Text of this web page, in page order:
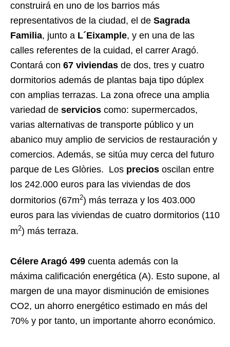
construirá en uno de los barrios más
representativos de la ciudad, el de Sagrada
Familia, junto a L´Eixample, y en una de las
calles referentes de la cuidad, el carrer Aragó.
Contará con 67 viviendas de dos, tres y cuatro
dormitorios además de plantas baja tipo dúplex
con amplias terrazas. La zona ofrece una amplia
variedad de servicios como: supermercados,
varias alternativas de transporte público y un
abanico muy amplio de servicios de restauración y
comercios. Además, se sitúa muy cerca del futuro
parque de Les Glòries. Los precios oscilan entre
los 242.000 euros para las viviendas de dos
dormitorios (67m2) más terraza y los 403.000
euros para las viviendas de cuatro dormitorios (110
m2) más terraza.
Célere Aragó 499 cuenta además con la
máxima calificación energética (A). Esto supone, al
margen de una mayor disminución de emisiones
CO2, un ahorro energético estimado en más del
70% y por tanto, un importante ahorro económico.